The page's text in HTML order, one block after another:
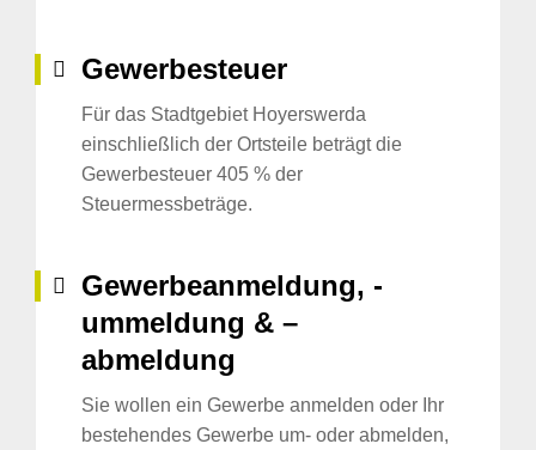
Gewerbesteuer
Für das Stadtgebiet Hoyerswerda
einschließlich der Ortsteile beträgt die
Gewerbesteuer 405 % der
Steuermessbeträge.
Gewerbeanmeldung, -
ummeldung & –
abmeldung
Sie wollen ein Gewerbe anmelden oder Ihr
bestehendes Gewerbe um- oder abmelden,